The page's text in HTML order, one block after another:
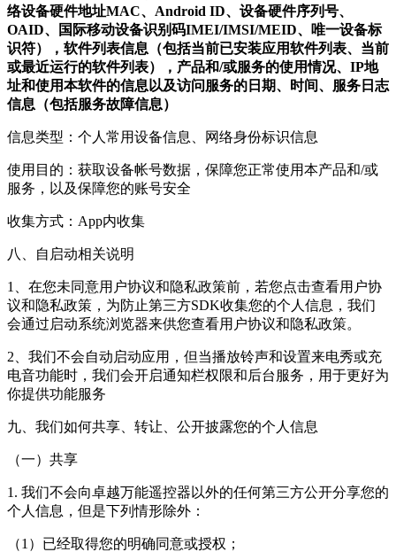
络设备硬件地址MAC、Android ID、设备硬件序列号、
OAID、国际移动设备识别码IMEI/IMSI/MEID、唯一设备标
识符），软件列表信息（包括当前已安装应用软件列表、当前
或最近运行的软件列表），产品和/或服务的使用情况、IP地
址和使用本软件的信息以及访问服务的日期、时间、服务日志
信息（包括服务故障信息）
信息类型：个人常用设备信息、网络身份标识信息
使用目的：获取设备帐号数据，保障您正常使用本产品和/或
服务，以及保障您的账号安全
收集方式：App内收集
八、自启动相关说明
1、在您未同意用户协议和隐私政策前，若您点击查看用户协
议和隐私政策，为防止第三方SDK收集您的个人信息，我们
会通过启动系统浏览器来供您查看用户协议和隐私政策。
2、我们不会自动启动应用，但当播放铃声和设置来电秀或充
电音功能时，我们会开启通知栏权限和后台服务，用于更好为
你提供功能服务
九、我们如何共享、转让、公开披露您的个人信息
（一）共享
1. 我们不会向卓越万能遥控器以外的任何第三方公开分享您的
个人信息，但是下列情形除外：
（1）已经取得您的明确同意或授权；